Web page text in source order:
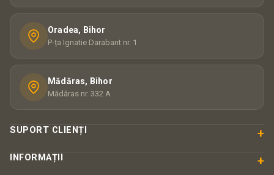
Oradea, Bihor
P-ța Ignatie Darabant nr. 1
Mădăras, Bihor
Mădăras nr. 332 A
SUPORT CLIENȚI +
INFORMAȚII +